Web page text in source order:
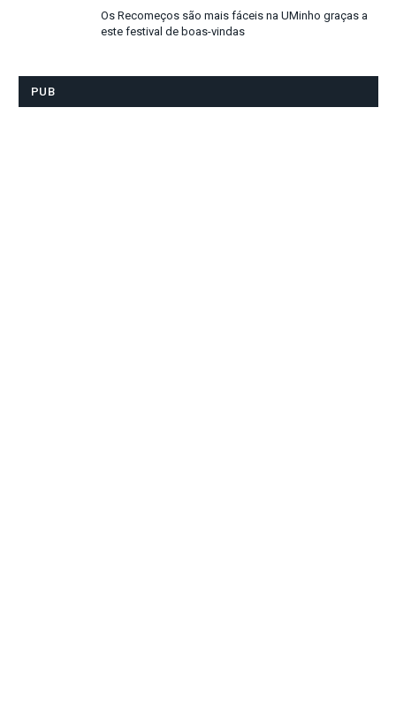
Os Recomeços são mais fáceis na UMinho graças a
este festival de boas-vindas
PUB